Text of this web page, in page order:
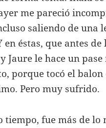
me pareció
saliendo de una
en éstas, que antes
Jaure le hace un
porque tocó el
Pero muy sufrido.
tiempo, fue más de